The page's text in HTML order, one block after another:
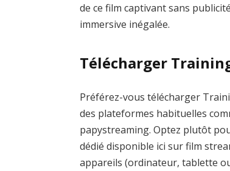
de ce film captivant sans
immersive inégalée.
Télécharger
Préférez-vous télécharger
des plateformes habituelles
papystreaming. Optez plutôt
dédié disponible ici sur film
appareils (ordinateur, tablette